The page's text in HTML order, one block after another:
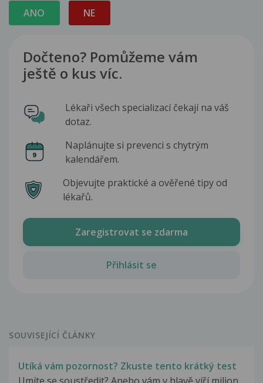
ANO NE
Dočteno? Pomůžeme vám
ještě o kus víc.
Lékaři všech specializací čekají na váš
dotaz.
Naplánujte si prevenci s chytrým
kalendářem.
Objevujte praktické a ověřené tipy od
lékařů.
Zaregistrovat se zdarma
Přihlásit se
SOUVISEJÍCÍ ČLÁNKY
Utíká vám pozornost? Zkuste tento krátký test